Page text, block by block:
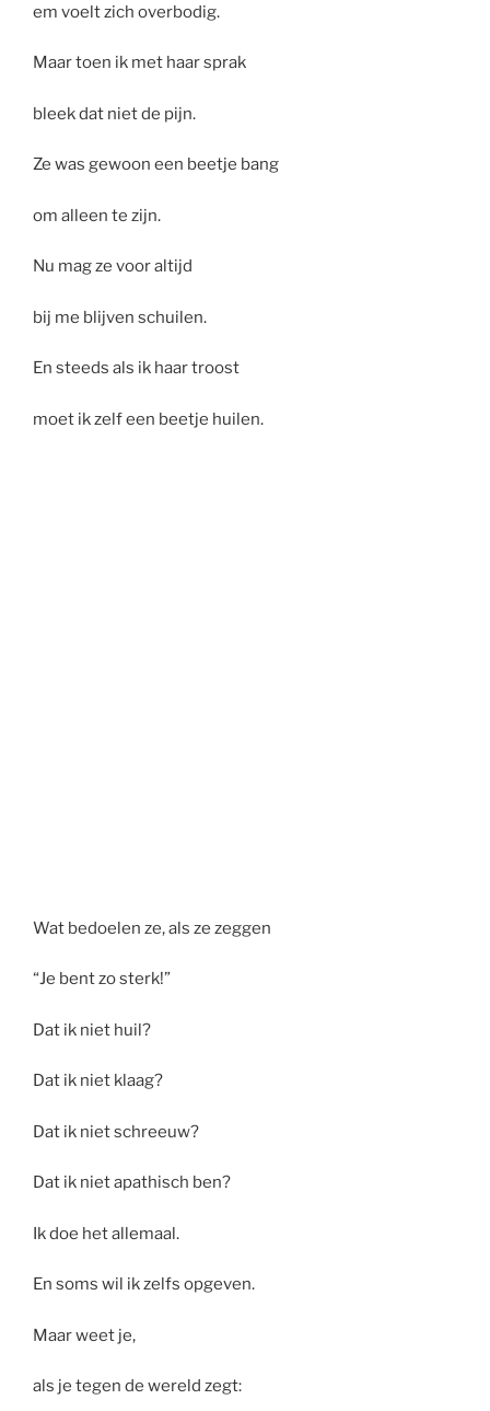
em voelt zich overbodig.
Maar toen ik met haar sprak
bleek dat niet de pijn.
Ze was gewoon een beetje bang
om alleen te zijn.
Nu mag ze voor altijd
bij me blijven schuilen.
En steeds als ik haar troost
moet ik zelf een beetje huilen.
Wat bedoelen ze, als ze zeggen
“Je bent zo sterk!”
Dat ik niet huil?
Dat ik niet klaag?
Dat ik niet schreeuw?
Dat ik niet apathisch ben?
Ik doe het allemaal.
En soms wil ik zelfs opgeven.
Maar weet je,
als je tegen de wereld zegt: